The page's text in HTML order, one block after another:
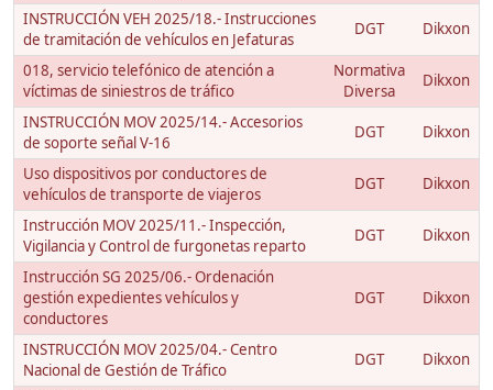
INSTRUCCIÓN VEH 2025/18.- Instrucciones
de tramitación de vehículos en Jefaturas
DGT Dikxon
018, servicio telefónico de atención a
víctimas de siniestros de tráfico
Normativa
Diversa
Dikxon
INSTRUCCIÓN MOV 2025/14.- Accesorios
de soporte señal V-16
DGT Dikxon
Uso dispositivos por conductores de
vehículos de transporte de viajeros
DGT Dikxon
Instrucción MOV 2025/11.- Inspección,
Vigilancia y Control de furgonetas reparto
DGT Dikxon
Instrucción SG 2025/06.- Ordenación
gestión expedientes vehículos y
conductores
DGT Dikxon
INSTRUCCIÓN MOV 2025/04.- Centro
Nacional de Gestión de Tráfico
DGT Dikxon